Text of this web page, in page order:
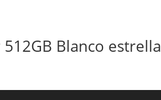
Blanco estrella